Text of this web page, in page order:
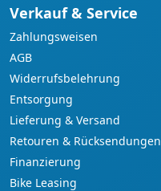
Verkauf & Service
Zahlungsweisen
AGB
Widerrufsbelehrung
Entsorgung
Lieferung & Versand
Retouren & Rücksendungen
Finanzierung
Bike Leasing